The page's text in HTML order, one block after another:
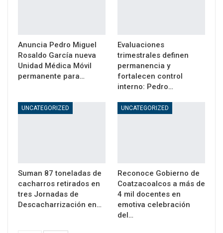
Anuncia Pedro Miguel
Rosaldo García nueva
Unidad Médica Móvil
permanente para…
Evaluaciones
trimestrales definen
permanencia y
fortalecen control
interno: Pedro…
UNCATEGORIZED
Suman 87 toneladas de
cacharros retirados en
tres Jornadas de
Descacharrización en…
UNCATEGORIZED
Reconoce Gobierno de
Coatzacoalcos a más de
4 mil docentes en
emotiva celebración
del…